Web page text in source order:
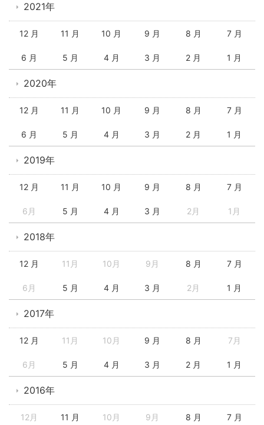
2021年
12 月 11 月 10 月 9 月 8 月 7 月
6 月 5 月 4 月 3 月 2 月 1 月
2020年
12 月 11 月 10 月 9 月 8 月 7 月
6 月 5 月 4 月 3 月 2 月 1 月
2019年
12 月 11 月 10 月 9 月 8 月 7 月
6月 5 月 4 月 3 月 2月 1月
2018年
12 月 11月 10月 9月 8 月 7 月
6月 5 月 4 月 3 月 2月 1 月
2017年
12 月 11月 10月 9 月 8 月 7月
6月 5 月 4 月 3 月 2 月 1 月
2016年
12月 11 月 10月 9月 8 月 7 月